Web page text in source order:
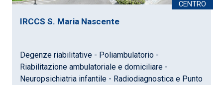
IRCCS S. Maria Nascente
Degenze riabilitative - Poliambulatorio -
Riabilitazione ambulatoriale e domiciliare -
Neuropsichiatria infantile - Radiodiagnostica e Punto